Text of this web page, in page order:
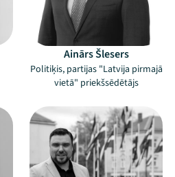
Ainārs Šlesers
Politiķis, partijas "Latvija pirmajā
vietā" priekšsēdētājs